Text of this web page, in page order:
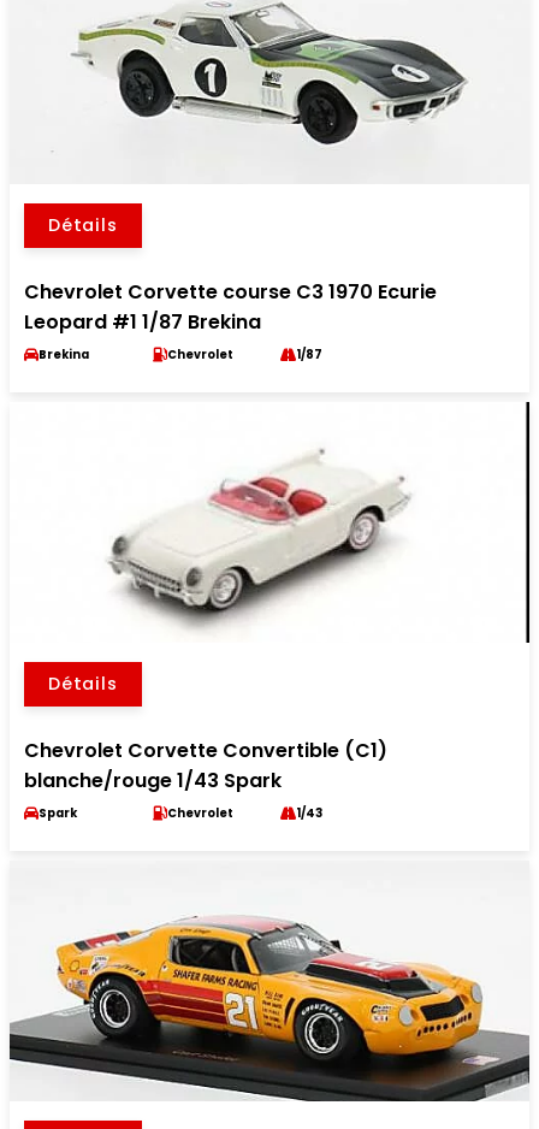
Détails
Chevrolet Corvette course C3 1970 Ecurie
Leopard #1 1/87 Brekina
Brekina Chevrolet 1/87
Détails
Chevrolet Corvette Convertible (C1)
blanche/rouge 1/43 Spark
Spark Chevrolet 1/43